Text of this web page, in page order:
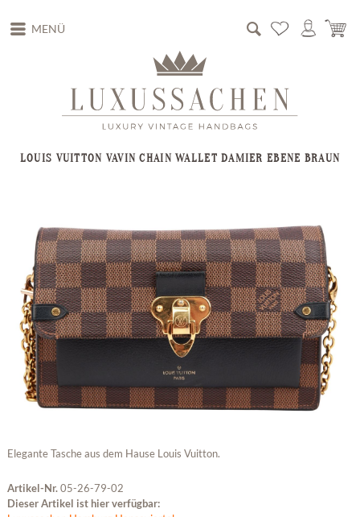
MENÜ
LOUIS VUITTON VAVIN CHAIN WALLET DAMIER EBENE BRAUN
Elegante Tasche aus dem Hause Louis Vuitton.
Artikel-Nr.05-26-79-02
Dieser Artikel ist hier verfügbar: